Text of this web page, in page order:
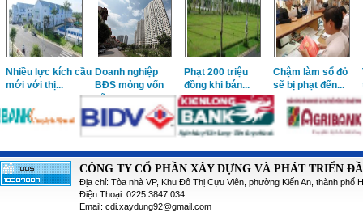
“Nóng” nhà ở xã
hội cho thuê
Luật Kinh doanh
BĐS sửa đổi sẽ...
Đề xuất mở rộng
đối tượng được...
Bất động sản, tín
hiệu phục...
CÔNG TY CỔ PHẦN XÂY DỰNG VÀ PHÁT TRIỂN
Địa chỉ: Tòa nhà VP, Khu Đô Thị Cựu Viên, phường Kiến An, thành phố
Điện Thoại: 0225.3847.034
Email: cdi.xaydung92@gmail.com